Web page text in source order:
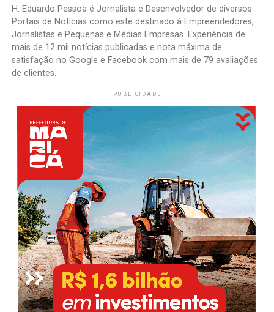
H. Eduardo Pessoa é Jornalista e Desenvolvedor de diversos
Portais de Notícias como este destinado à Empreendedores,
Jornalistas e Pequenas e Médias Empresas. Experiência de
mais de 12 mil notícias publicadas e nota máxima de
satisfação no Google e Facebook com mais de 79 avaliações
de clientes.
PUBLICIDADE